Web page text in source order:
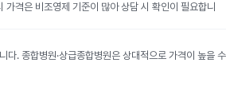
격은 비조영제 기준이 많아 상담 시 확인이 필요합니
. 종합병원·상급종합병원은 상대적으로 가격이 높을 수